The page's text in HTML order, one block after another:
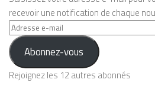
recevoir une notification de chaque
Adresse
e-
mail Abonnez-vous
Rejoignez les 12 autres abonnés